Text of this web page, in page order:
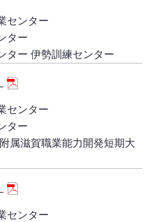
センター
ター
ター 伊勢訓練センター
センター
ター
属滋賀職業能力開発短期大
センター